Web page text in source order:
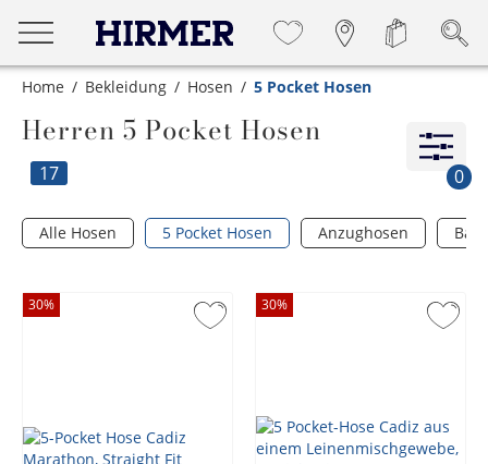
Home Bekleidung Hosen 5 Pocket Hosen
Herren 5 Pocket Hosen
17 0
Alle Hosen 5 Pocket Hosen Anzughosen
30% 30%